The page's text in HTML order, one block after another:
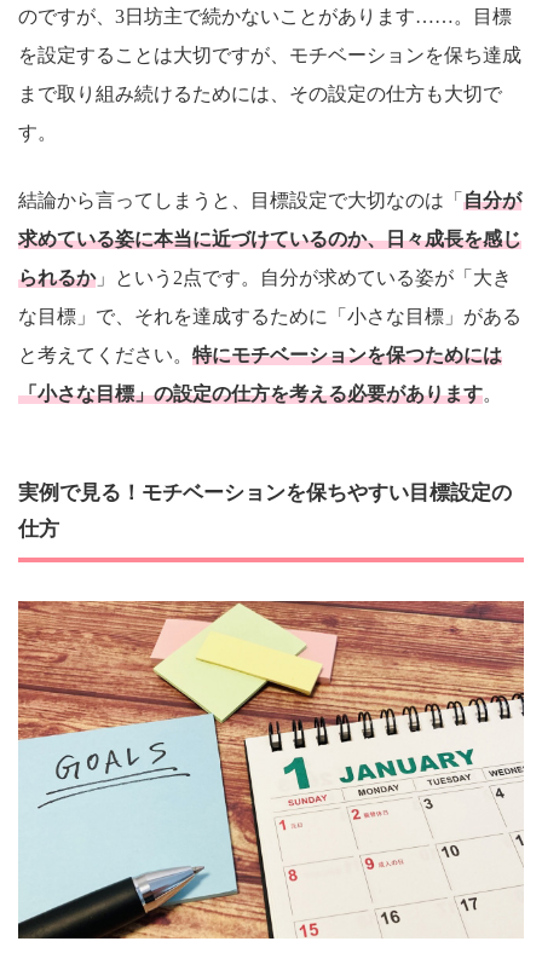
のですが、3日坊主で続かないことがあります……。目標
を設定することは大切ですが、モチベーションを保ち達成
まで取り組み続けるためには、その設定の仕方も大切で
す。
結論から言ってしまうと、目標設定で大切なのは「 自分が
求めている姿に本当に近づけているのか、日々成長を感じ
られるか」という2点です。自分が求めている姿が「大き
な目標」で、それを達成するために「小さな目標」がある
と考えてください。 特にモチベーションを保つためには
「小さな目標」の設定の仕方を考える必要があります。
実例で見る！モチベーションを保ちやすい目標設定の
仕方